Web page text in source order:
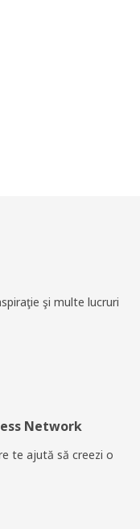
şi multe lucruri
Network
te ajută să creezi o